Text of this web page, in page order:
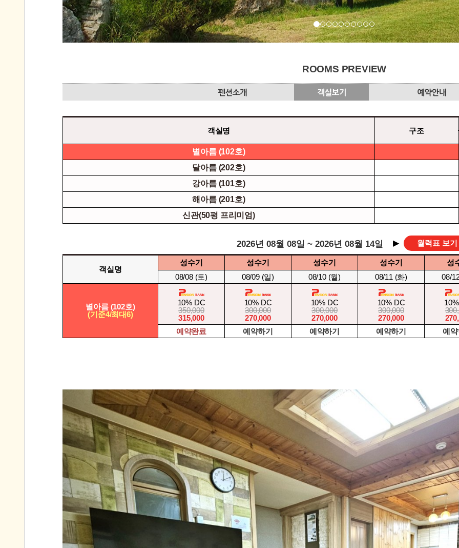
ROOMS PREVIEW
객실명 구조
별아름 (102호)
달아름 (202호)
강아름 (101호)
해아름 (201호)
신관(50평 프리미엄)